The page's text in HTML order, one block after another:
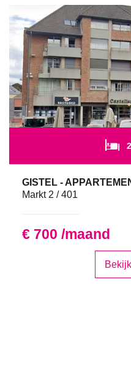
2
GISTEL -
Markt 2 / 401
€ 700 /maand